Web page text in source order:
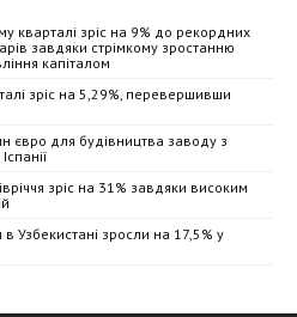
кварталі зріс на 9% до рекордних
завдяки стрімкому зростанню
капіталом
зріс на 5,29%, перевершивши
євро для будівництва заводу з
зріс на 31% завдяки високим
в Узбекистані зросли на 17,5% у